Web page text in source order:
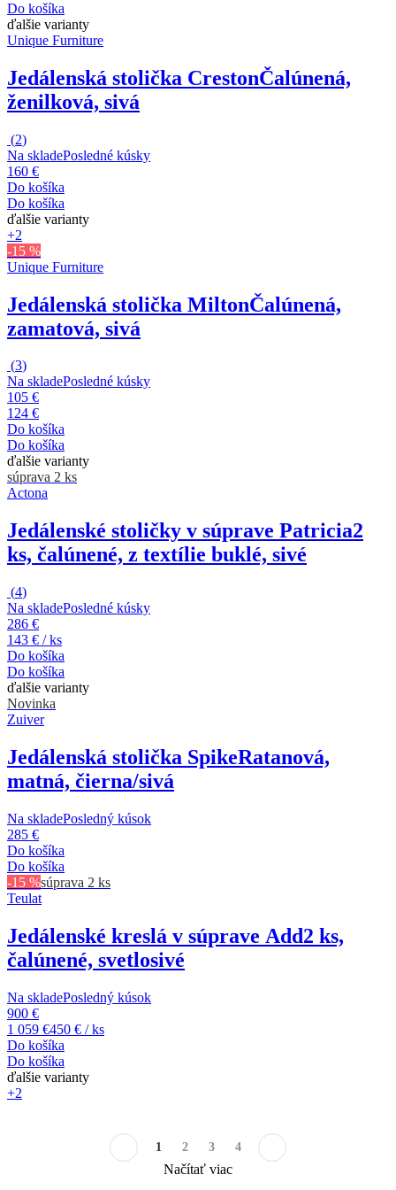
Do košíka
ďalšie varianty
Unique Furniture
Jedálenská stolička CrestonČalúnená,
ženilková, sivá
(2)
Na skladePosledné kúsky
160 €
Do košíka
Do košíka
ďalšie varianty
+2
-15 %
Unique Furniture
Jedálenská stolička MiltonČalúnená,
zamatová, sivá
(3)
Na skladePosledné kúsky
105 €
124 €
Do košíka
Do košíka
ďalšie varianty
súprava 2 ks
Actona
Jedálenské stoličky v súprave Patricia2
ks, čalúnené, z textílie buklé, sivé
(4)
Na skladePosledné kúsky
286 €
143 € / ks
Do košíka
Do košíka
ďalšie varianty
Novinka
Zuiver
Jedálenská stolička SpikeRatanová,
matná, čierna/sivá
Na skladePosledný kúsok
285 €
Do košíka
Do košíka
-15 %súprava 2 ks
Teulat
Jedálenské kreslá v súprave Add2 ks,
čalúnené, svetlosivé
Na skladePosledný kúsok
900 €
1 059 €450 € / ks
Do košíka
Do košíka
ďalšie varianty
+2
1 2 3 4
Načítať viac